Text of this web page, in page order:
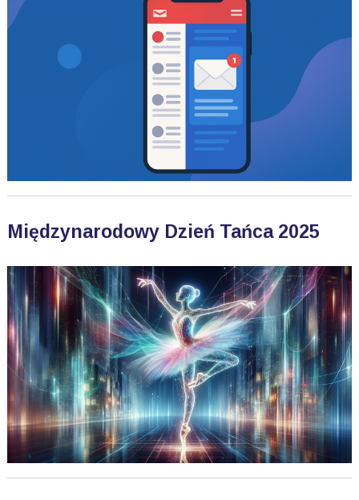
Międzynarodowy Dzień Tańca 2025